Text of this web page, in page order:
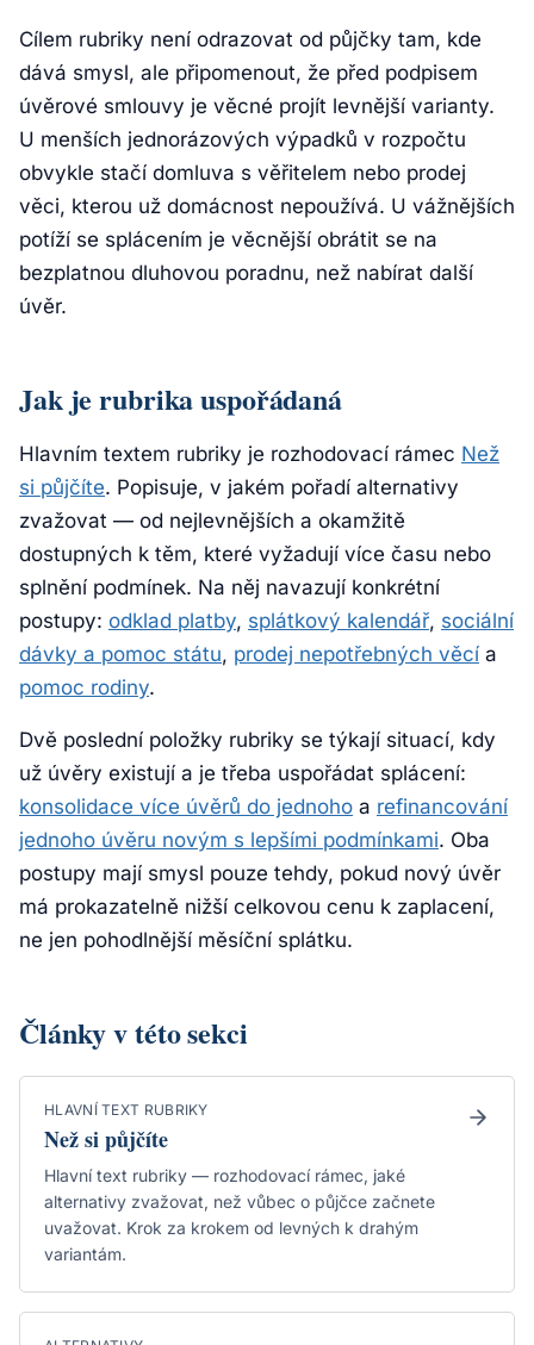
Cílem rubriky není odrazovat od půjčky tam, kde
dává smysl, ale připomenout, že před podpisem
úvěrové smlouvy je věcné projít levnější varianty.
U menších jednorázových výpadků v rozpočtu
obvykle stačí domluva s věřitelem nebo prodej
věci, kterou už domácnost nepoužívá. U vážnějších
potíží se splácením je věcnější obrátit se na
bezplatnou dluhovou poradnu, než nabírat další
úvěr.
Jak je rubrika uspořádaná
Hlavním textem rubriky je rozhodovací rámec Než
si půjčíte. Popisuje, v jakém pořadí alternativy
zvažovat — od nejlevnějších a okamžitě
dostupných k těm, které vyžadují více času nebo
splnění podmínek. Na něj navazují konkrétní
postupy: odklad platby, splátkový kalendář, sociální
dávky a pomoc státu, prodej nepotřebných věcí a
pomoc rodiny.
Dvě poslední položky rubriky se týkají situací, kdy
už úvěry existují a je třeba uspořádat splácení:
konsolidace více úvěrů do jednoho a refinancování
jednoho úvěru novým s lepšími podmínkami. Oba
postupy mají smysl pouze tehdy, pokud nový úvěr
má prokazatelně nižší celkovou cenu k zaplacení,
ne jen pohodlnější měsíční splátku.
Články v této sekci
HLAVNÍ TEXT RUBRIKY
Než si půjčíte
Hlavní text rubriky — rozhodovací rámec, jaké
alternativy zvažovat, než vůbec o půjčce začnete
uvažovat. Krok za krokem od levných k drahým
variantám.